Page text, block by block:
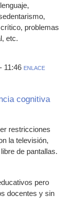
problemas
etc.
11:46 ENLACE
cognitiva
restricciones
la televisión,
de pantallas.
pero
docentes y sin